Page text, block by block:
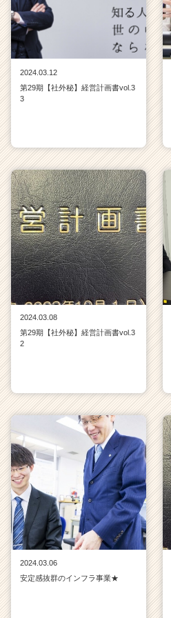
2024.03.12
第29期【社外秘】経営計画書vol.3
3
2024.03.08
第29期【社外秘】経営計画書vol.3
2
2024.03.06
安定感抜群のインフラ事業★